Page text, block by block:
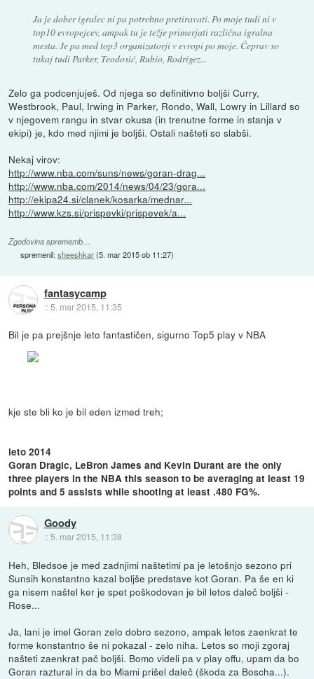
Ja je dober igralec ni pa potrebno pretiravati. Po moje tudi ni v
top10 evropejcev, ampak tu je težje primerjati različna igralna
mesta. Je pa med top3 organizatorji v evropi po moje. Čeprav so
tukaj tudi Parker, Teodosić, Rubio, Rodrigez...
Zelo ga podcenjuješ. Od njega so definitivno boljši Curry,
Westbrook, Paul, Irwing in Parker, Rondo, Wall, Lowry in Lillard so
v njegovem rangu in stvar okusa (in trenutne forme in stanja v
ekipi) je, kdo med njimi je boljši. Ostali našteti so slabši.
Nekaj virov:
http://www.nba.com/suns/news/goran-drag...
http://www.nba.com/2014/news/04/23/gora...
http://ekipa24.si/clanek/kosarka/mednar...
http://www.kzs.si/prispevki/prispevek/a...
Zgodovina sprememb…
spremenil:sheeshkar(5. mar 2015 ob 11:27)
fantasycamp
::5. mar 2015, 11:35
Bil je pa prejšnje leto fantastičen, sigurno Top5 play v NBA
kje ste bli ko je bil eden izmed treh;
leto 2014
Goran Dragic, LeBron James and Kevin Durant are the only
three players in the NBA this season to be averaging at least 19
points and 5 assists while shooting at least .480 FG%.
Goody
:: 5. mar 2015, 11:38
Heh, Bledsoe je med zadnjimi naštetimi pa je letošnjo sezono pri
Sunsih konstantno kazal boljše predstave kot Goran. Pa še en ki
ga nisem naštel ker je spet poškodovan je bil letos daleč boljši -
Rose...
Ja, lani je imel Goran zelo dobro sezono, ampak letos zaenkrat te
forme konstantno še ni pokazal - zelo niha. Letos so moji zgoraj
našteti zaenkrat pač boljši. Bomo videli pa v play offu, upam da bo
Goran raztural in da bo Miami prišel daleč (škoda za Boscha...).